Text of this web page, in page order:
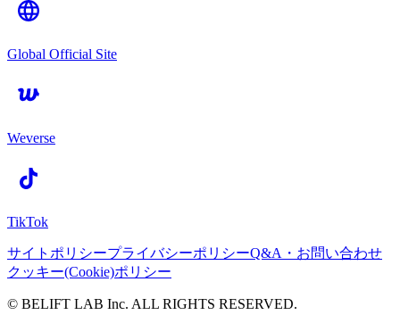
Global Official Site
Weverse
TikTok
サイトポリシープライバシーポリシーQ&A・お問い合わせ
クッキー(Cookie)ポリシー
© BELIFT LAB Inc. ALL RIGHTS RESERVED.